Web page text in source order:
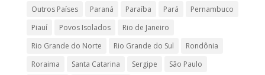
Outros Países
Paraná Paraíba Pará
Pernambuco
Piauí
Povos Isolados
Rio de Janeiro
Rio Grande do Norte
Rio Grande do Sul
Rondônia
Roraima
Santa Catarina Sergipe
São Paulo